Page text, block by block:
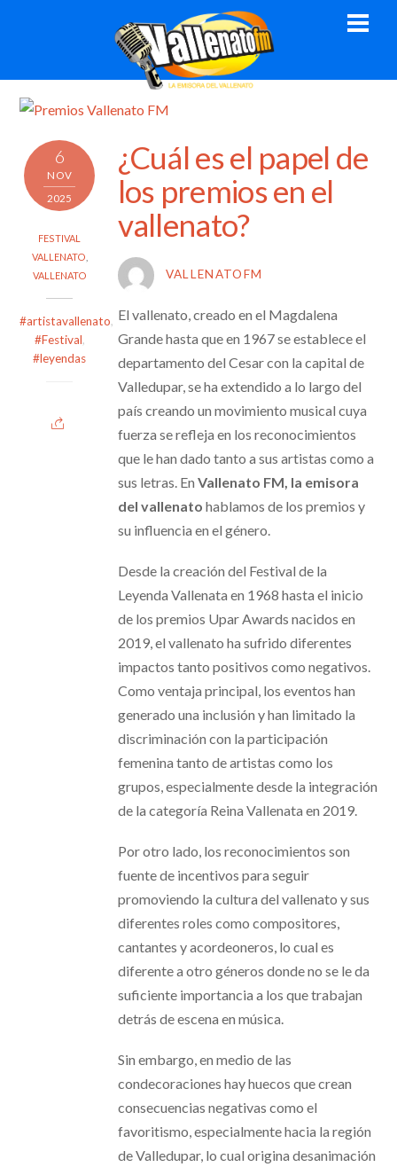
6
NOV
2025
FESTIVAL
VALLENATO
VALLENATO
#artistavallenato,
#Festival,
#leyendas
¿Cuál es el papel de
los premios en el
vallenato?
VALLENATOFM
El vallenato, creado en el Magdalena
Grande hasta que en 1967 se establece el
departamento del Cesar con la capital de
Valledupar, se ha extendido a lo largo del
país creando un movimiento musical cuya
fuerza se refleja en los reconocimientos
que le han dado tanto a sus artistas como a
sus letras. En Vallenato FM, la emisora
del vallenato hablamos de los premios y
su influencia en el género.
Desde la creación del Festival de la
Leyenda Vallenata en 1968 hasta el inicio
de los premios Upar Awards nacidos en
2019, el vallenato ha sufrido diferentes
impactos tanto positivos como negativos.
Como ventaja principal, los eventos han
generado una inclusión y han limitado la
discriminación con la participación
femenina tanto de artistas como los
grupos, especialmente desde la integración
de la categoría Reina Vallenata en 2019.
Por otro lado, los reconocimientos son
fuente de incentivos para seguir
promoviendo la cultura del vallenato y sus
diferentes roles como compositores,
cantantes y acordeoneros, lo cual es
diferente a otro géneros donde no se le da
suficiente importancia a los que trabajan
detrás de escena en música.
Sin embargo, en medio de las
condecoraciones hay huecos que crean
consecuencias negativas como el
favoritismo, especialmente hacia la región
de Valledupar, lo cual origina desanimación